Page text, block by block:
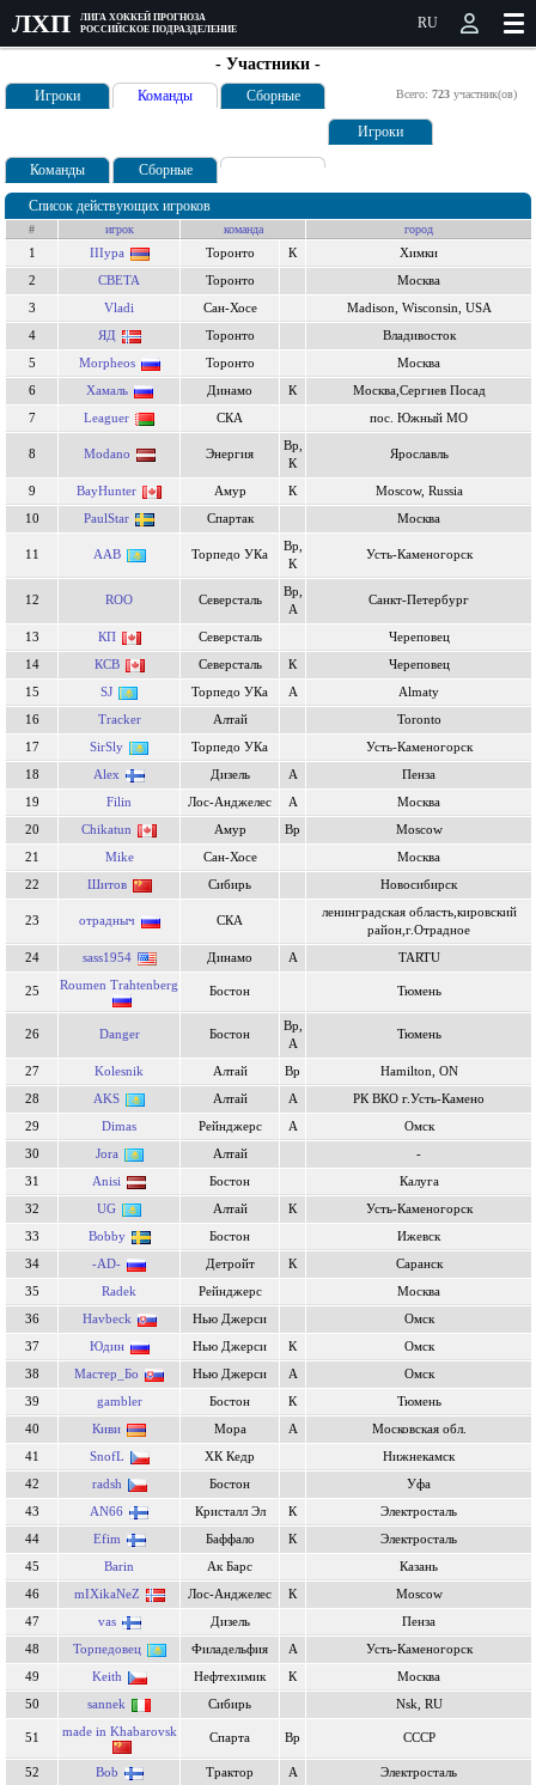
ЛXП
ЛИГА ХОККЕЙ ПРОГНОЗА
РОССИЙСКОЕ ПОДРАЗДЕЛЕНИЕ
- Участники -
Всего: 723 участник(ов)
Игроки Команды Сборные
Игроки
Команды Сборные
Список действующих игроков
# игрок команда город
1 IIIypa Торонто К
Химки
2
CBETA Торонто
Москва
3
Vladi Сан-Хосе
Madison, Wisconsin, USA
4
ЯД Торонто
Владивосток
5
Morpheos Торонто
Москва
6
Хамаль Динамо К
Москва,Сергиев Посад
7
Leaguer СКА пос. Южный МО
8 Modano Энергия
Вр,
К
Ярославль
9 BayHunter Амур К
Moscow, Russia
10
PaulStar Спартак Москва
11 AAB Торпедо УКа
Вр,
К
Усть-Каменогорск
12 ROO Северсталь
Вр,
А
Cанкт-Петербург
13 КП Северсталь
Череповец
14
КСВ Северсталь К
Череповец
15
SJ Торпедо УКа А
Almaty
16
Tracker Алтай
Toronto
17
SirSly Торпедо УКа
Усть-Каменогорск
18
Alex Дизель А
Пенза
19
Filin Лос-Анджелес А
Москва
20
Chikatun Амур Вр
Moscow
21
Mike Сан-Хосе
Москва
22
Шитов Сибирь Новосибирск
23 отрадныч СКА
ленинградская область,кировский
район,г.Отрадное
24
sass1954 Динамо А TARTU
25 Roumen Trahtenberg Бостон Тюмень
26 Danger Бостон
Вр,
А
Тюмень
27 Kolesnik Алтай Вр
Hamilton, ON
28
AKS Алтай А
РК ВКО г.Усть-Камено
29
Dimas Рейнджерс А
Омск
30
Jora Алтай
-
31
Anisi Бостон
Калуга
32
UG Алтай К
Усть-Каменогорск
33
Bobby Бостон
Ижевск
34
-AD- Детройт К
Саранск
35
Radek Рейнджерс
Москва
36
Havbeck Нью Джерси
Омск
37
Юдин Нью Джерси К
Омск
38
Мастер_Бо Нью Джерси А
Омск
39
gambler Бостон К
Тюмень
40
Киви Мора А
Московская обл.
41
SnofL ХК Кедр
Нижнекамск
42
radsh Бостон
Уфа
43
AN66 Кристалл Эл К
Электросталь
44
Efim Баффало К
Электросталь
45
Barin Ак Барс
Казань
46
mIXikaNeZ Лос-Анджелес К
Moscow
47
vas Дизель
Пенза
48
Торпедовец Филадельфия А
Усть-Каменогорск
49
Keith Нефтехимик К
Москва
50
sannek Сибирь Nsk, RU
51 made in Khabarovsk Спарта Вр СССР
52 Bob Трактор А
Электросталь